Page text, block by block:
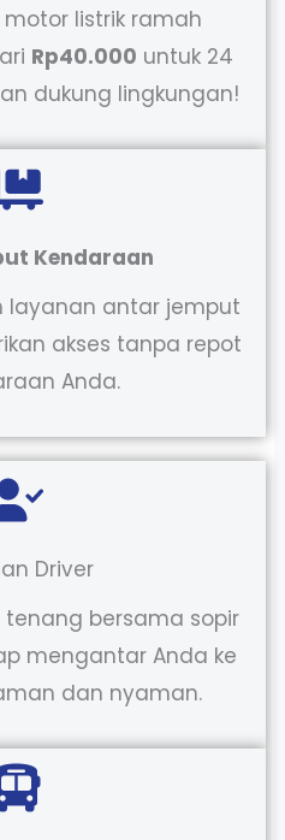
listrik ramah
Rp40.000 untuk 24
dukung lingkungan!
Kendaraan
layanan antar jemput
akses tanpa repot
Anda.
Driver
bersama sopir
mengantar Anda ke
dan nyaman.